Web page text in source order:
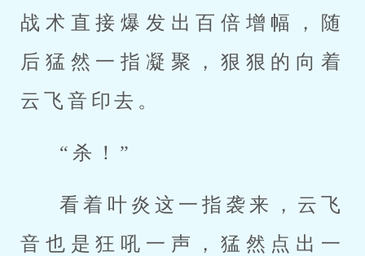
战术直接爆发出百倍增幅，随
后猛然一指凝聚，狠狠的向着
云飞音印去。
“杀！”
看着叶炎这一指袭来，云飞
音也是狂吼一声，猛然点出一